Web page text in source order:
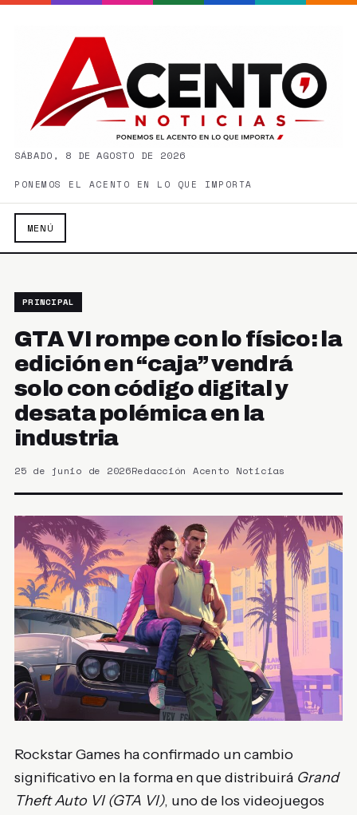
SÁBADO, 8 DE AGOSTO DE 2026
PONEMOS EL ACENTO EN LO QUE IMPORTA
MENÚ
PRINCIPAL
GTA VI rompe con lo físico: la
edición en “caja” vendrá
solo con código digital y
desata polémica en la
industria
25 de junio de 2026Redacción Acento Noticias
Rockstar Games ha confirmado un cambio
significativo en la forma en que distribuirá Grand
Theft Auto VI (GTA VI), uno de los videojuegos